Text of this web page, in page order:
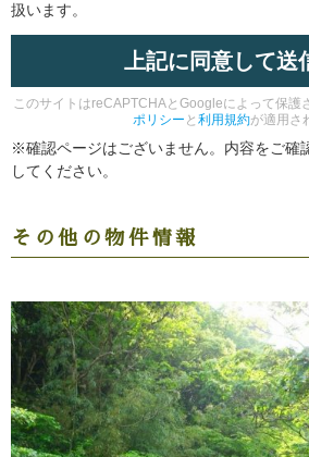
扱います。
このサイトはreCAPTCHAとGoogleによって保護
ポリシー と 利用規約が適用さ
※確認ページはございません。内容をご確
してください。
その他の物件情報